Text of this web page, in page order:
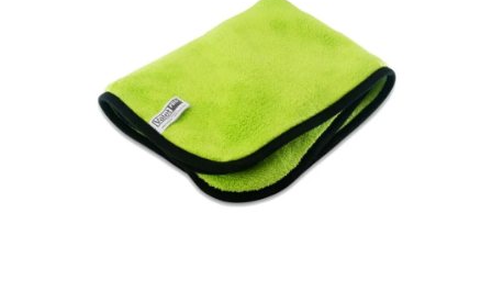
DÁRKOVÉ SADY A POUKAZY
NAŠE SLUŽBY